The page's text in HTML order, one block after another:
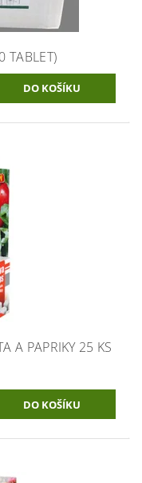
TABLET)
A PAPRIKY 25 KS